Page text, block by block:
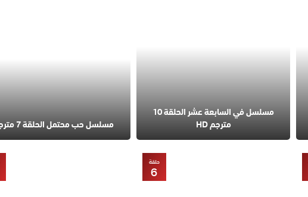
مسلسل في السابعة عشر الحلقة 10
مترجم HD
مسلسل حب محتمل الحلقة 7 مترجم
حلقة
6